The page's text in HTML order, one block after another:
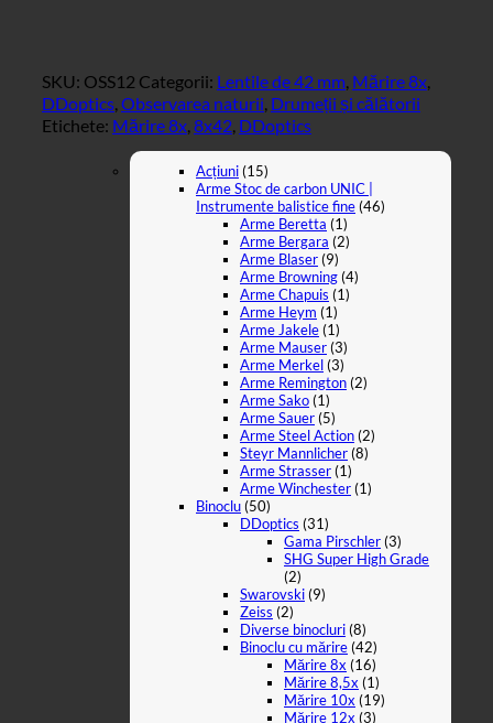
SKU: OSS12 Categorii: Lentile de 42 mm, Mărire 8x,
DDoptics, Observarea naturii, Drumeții și călătorii
Etichete: Mărire 8x, 8x42, DDoptics
Acțiuni(15)
Arme Stoc de carbon UNIC |
Instrumente balistice fine(46)
Arme Beretta (1)
Arme Bergara (2)
Arme Blaser(9)
Arme Browning(4)
Arme Chapuis (1)
Arme Heym (1)
Arme Jakele(1)
Arme Mauser(3)
Arme Merkel(3)
Arme Remington(2)
Arme Sako(1)
Arme Sauer(5)
Arme Steel Action(2)
Steyr Mannlicher(8)
Arme Strasser(1)
Arme Winchester(1)
Binoclu(50)
DDoptics (31)
Gama Pirschler(3)
SHG Super High Grade
(2)
Swarovski(9)
Zeiss (2)
Diverse binocluri(8)
Binoclu cu mărire(42)
Mărire 8x (16)
Mărire 8,5x (1)
Mărire 10x (19)
Mărire 12x (3)